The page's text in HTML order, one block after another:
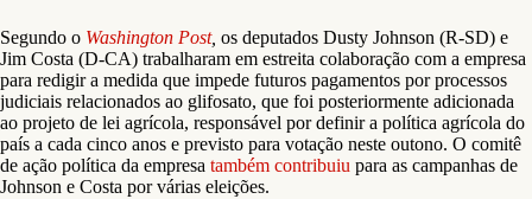
Segundo o Washington Post, os deputados Dusty Johnson (R-SD) e
Jim Costa (D-CA) trabalharam em estreita colaboração com a empresa
para redigir a medida que impede futuros pagamentos por processos
judiciais relacionados ao glifosato, que foi posteriormente adicionada
ao projeto de lei agrícola, responsável por definir a política agrícola do
país a cada cinco anos e previsto para votação neste outono. O comitê
de ação política da empresa também contribuiu para as campanhas de
Johnson e Costa por várias eleições.